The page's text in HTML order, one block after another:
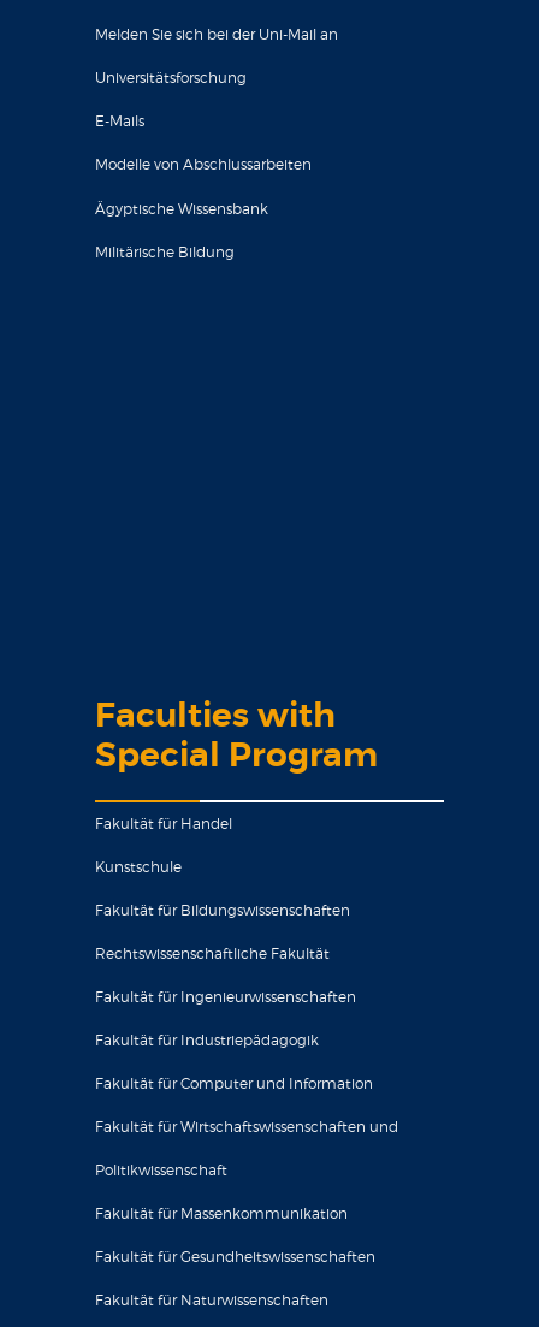
Melden Sie sich bei der Uni-Mail an
Universitätsforschung
E-Mails
Modelle von Abschlussarbeiten
Ägyptische Wissensbank
Militärische Bildung
Faculties with
Special Program
Fakultät für Handel
Kunstschule
Fakultät für Bildungswissenschaften
Rechtswissenschaftliche Fakultät
Fakultät für Ingenieurwissenschaften
Fakultät für Industriepädagogik
Fakultät für Computer und Information
Fakultät für Wirtschaftswissenschaften und
Politikwissenschaft
Fakultät für Massenkommunikation
Fakultät für Gesundheitswissenschaften
Fakultät für Naturwissenschaften